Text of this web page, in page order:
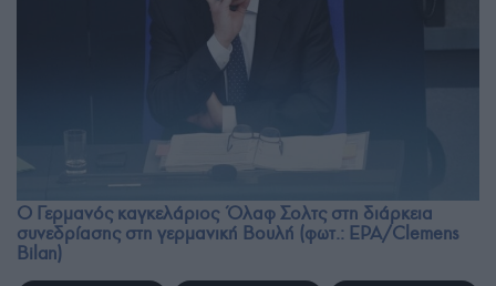
Ο Γερμανός καγκελάριος Όλαφ Σολτς στη διάρκεια
συνεδρίασης στη γερμανική Βουλή (φωτ.: EPA/Clemens
Bilan)